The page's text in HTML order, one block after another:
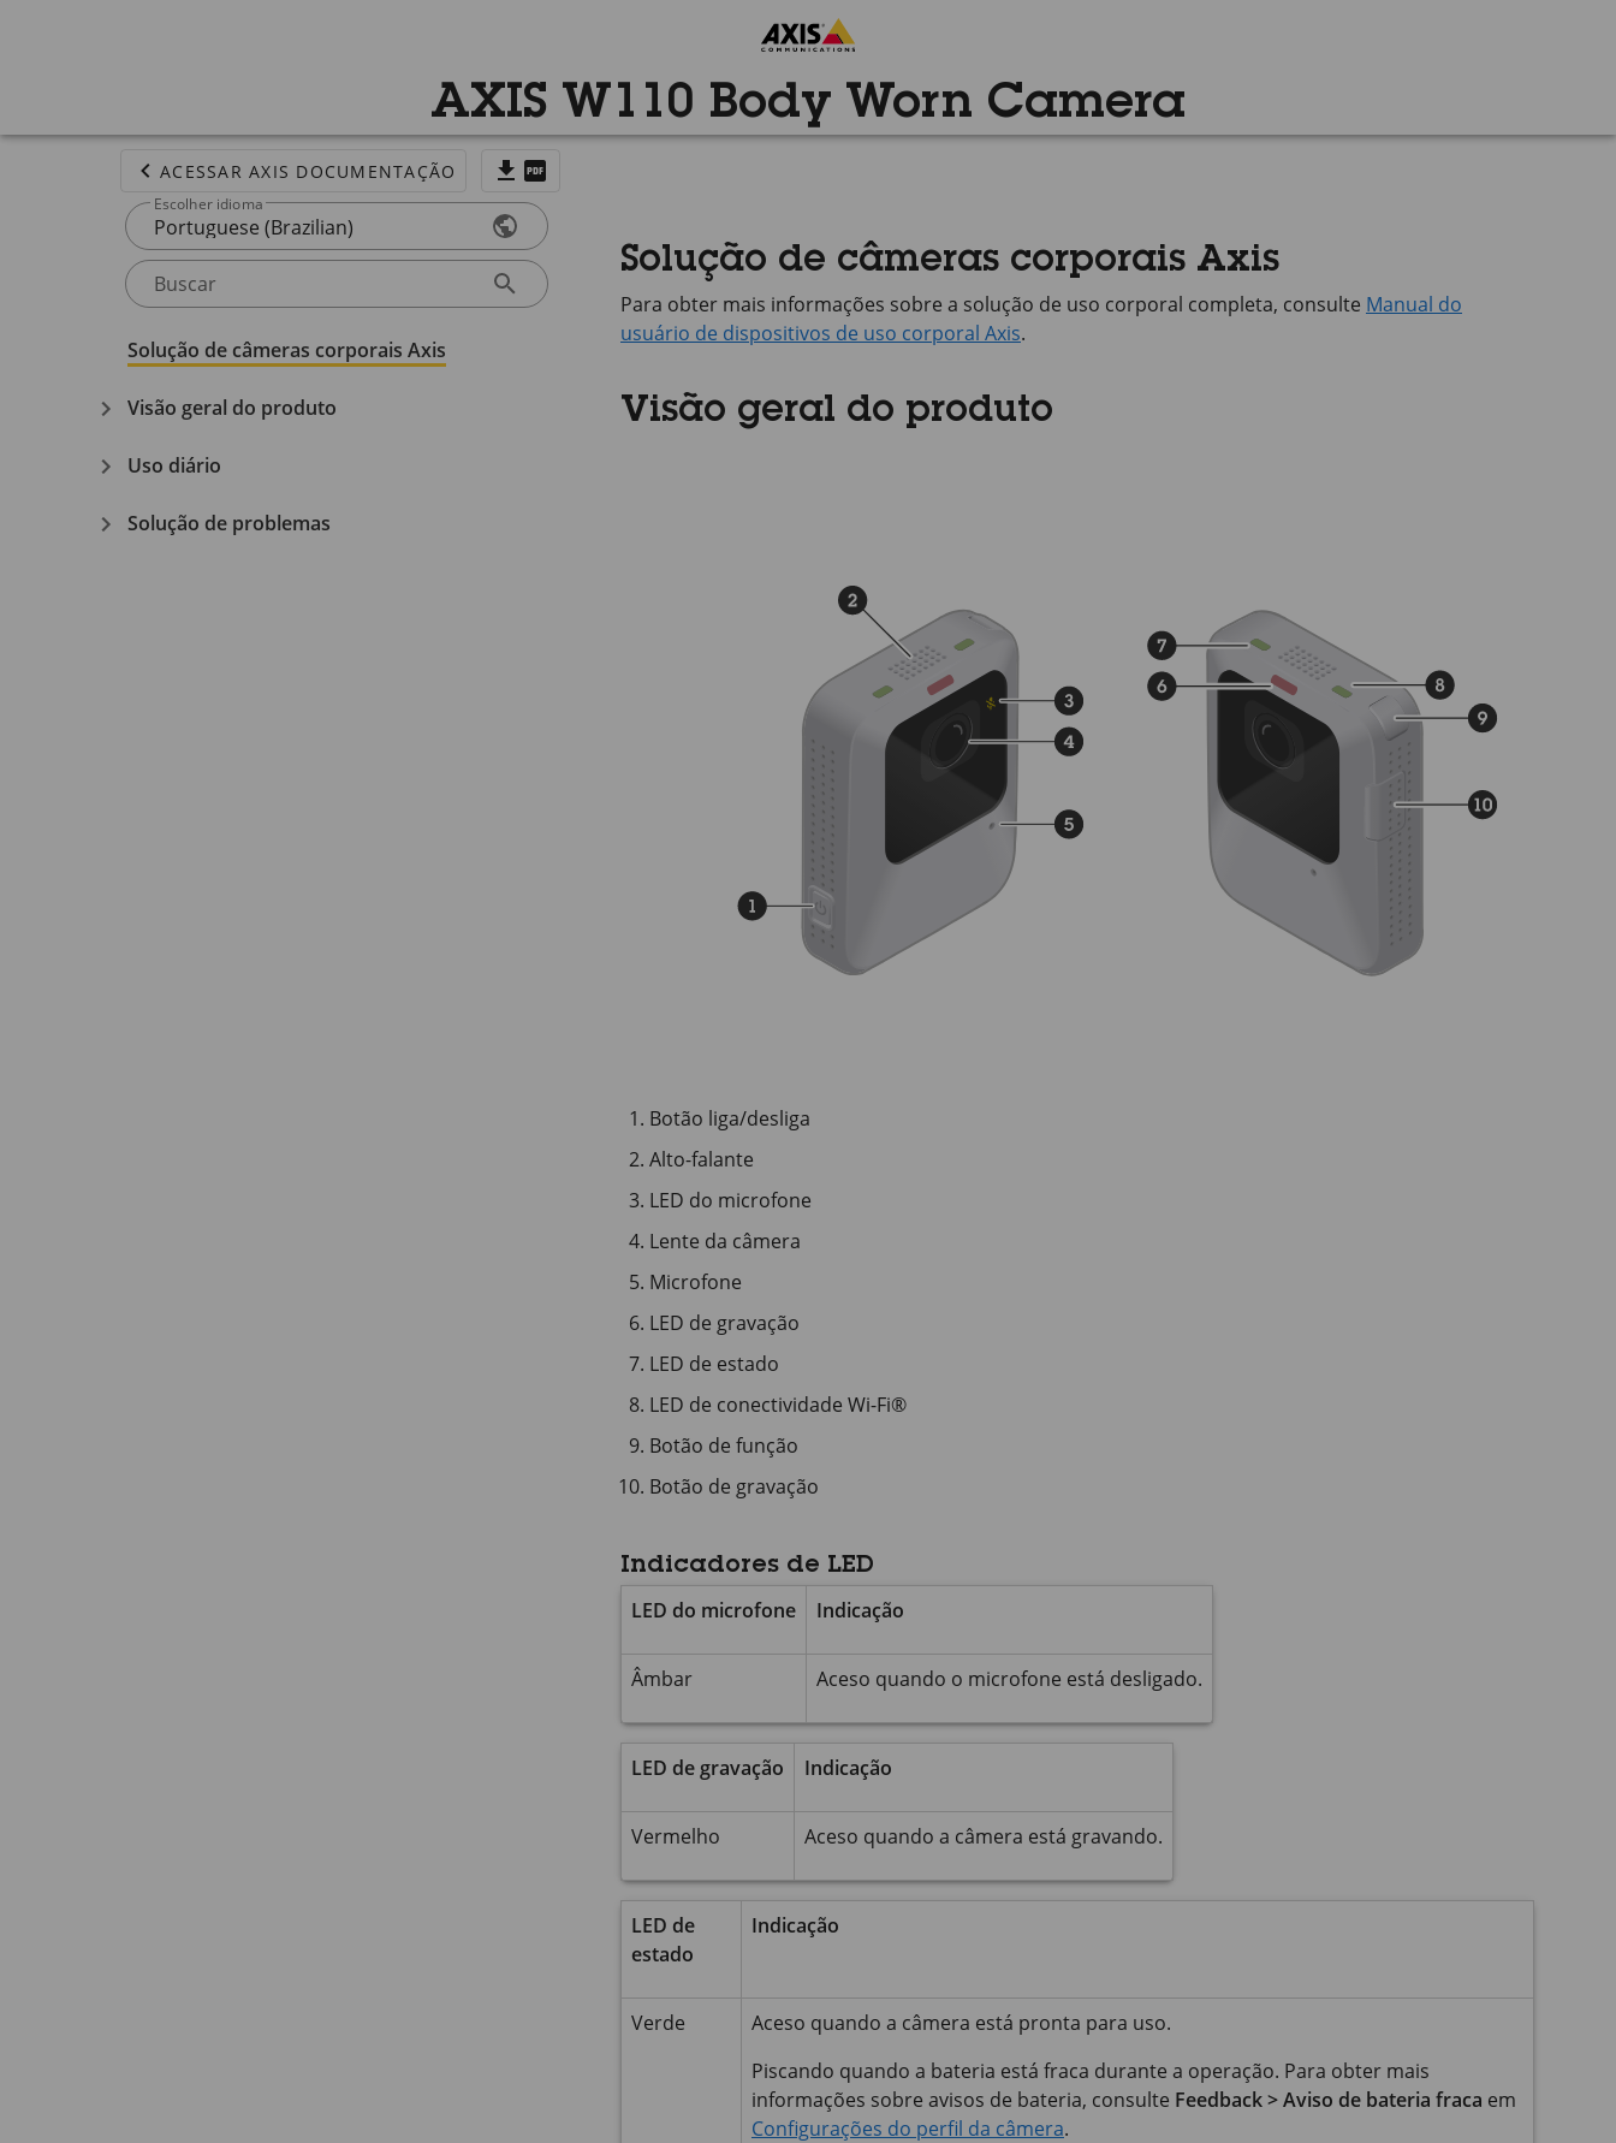
AXIS W110 Body Worn Camera
ACESSAR AXIS DOCUMENTAÇÃO
Escolher idioma
Portuguese (Brazilian)
Buscar
Solução de câmeras corporais Axis
Visão geral do produto
Uso diário
Solução de problemas
Solução de câmeras corporais Axis
Para obter mais informações sobre a solução de uso corporal completa, consulte Manual do
usuário de dispositivos de uso corporal Axis.
Visão geral do produto
Botão liga/desliga
Alto-falante
LED do microfone
Lente da câmera
Microfone
LED de gravação
LED de estado
LED de conectividade Wi-Fi®
Botão de função
Botão de gravação
Indicadores de LED
LED do microfone Indicação
Âmbar Aceso quando o microfone está desligado.
LED de gravação Indicação
Vermelho Aceso quando a câmera está gravando.
LED de
estado
Indicação
Verde
Aceso quando a câmera está pronta para uso.
Piscando quando a bateria está fraca durante a operação. Para obter mais
informações sobre avisos de bateria, consulte Feedback > Aviso de bateria fraca em
Configurações do perfil da câmera.